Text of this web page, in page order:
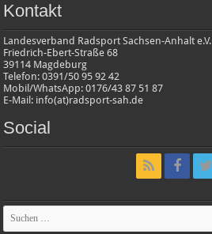
Kontakt
Landesverband Radsport Sachsen-Anhalt e.V.
Friedrich-Ebert-Straße 68
39114 Magdeburg
Telefon: 0391/50 95 92 42
Mobil/WhatsApp: 0176/43 87 51 87
E-Mail: info(at)radsport-sah.de
Social